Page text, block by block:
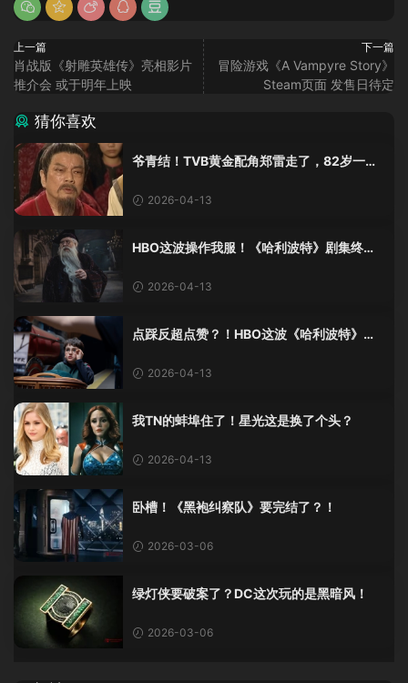
上一篇
肖战版《射雕英雄传》亮相影片
推介会 或于明年上映
下一篇
冒险游戏《A Vampyre Story》
Steam页面 发售日待定
猜你喜欢
爷青结！TVB黄金配角郑雷走了，82岁一路
2026-04-13
HBO这波操作我服！《哈利波特》剧集终于
2026-04-13
点踩反超点赞？！HBO这波《哈利波特》剧
2026-04-13
我TN的蚌埠住了！星光这是换了个头？
2026-04-13
卧槽！《黑袍纠察队》要完结了？！
2026-03-06
绿灯侠要破案了？DC这次玩的是黑暗风！
2026-03-06